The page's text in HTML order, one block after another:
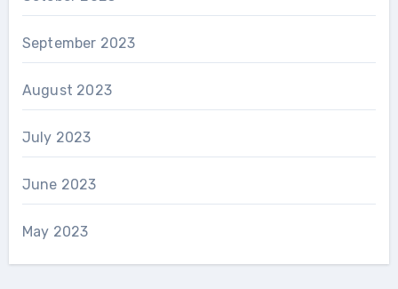
September 2023
August 2023
July 2023
June 2023
May 2023